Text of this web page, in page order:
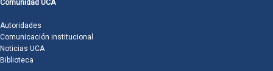
Comunidad UCA
Autoridades
Comunicación institucional
Noticias UCA
Biblioteca